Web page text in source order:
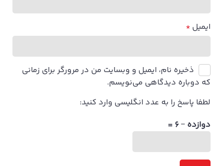
ایمیل *
ذخیره نام، ایمیل و وبسایت من در مرورگر برای زمانی
که دوباره دیدگاهی می‌نویسم.
لطفا پاسخ را به عدد انگلیسی وارد کنید:
دوازده − 6 =